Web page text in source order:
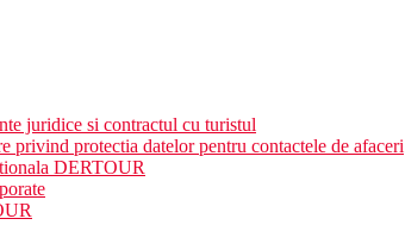
juridice si contractul cu turistul
privind protectia datelor pentru contactele de afaceri
DERTOUR